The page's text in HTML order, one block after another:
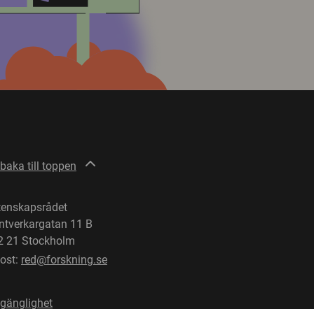
till toppen
11 B
21 Stockholm
red@forskning.se